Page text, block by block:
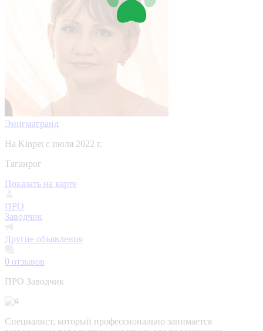
Энигмагранд
На Kinpet c июля 2022 г.
Таганрог
Показать на карте
ПРО
Заводчик
Другие объявления
0 отзывов
ПРО Заводчик
Специалист, который профессионально занимается